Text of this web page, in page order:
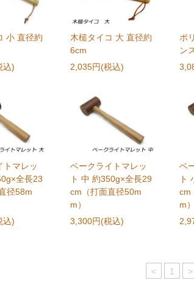
小 直径約
込)
木槌タイコ 大 直径約
6cm
2,035円(税込)
ポ
ン
トマレッ
全長23
径58m
込)
ベークライトマレッ
ト 中 約350g×全長29
cm（打面直径50m
m）
3,300円(税込)
ベ
ト
cm
m）
< 1 >